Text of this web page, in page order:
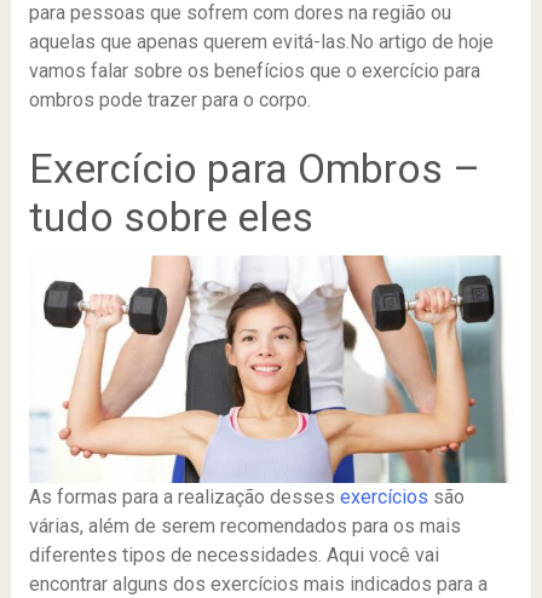
para pessoas que sofrem com dores na região ou
aquelas que apenas querem evitá-las.No artigo de hoje
vamos falar sobre os benefícios que o exercício para
ombros pode trazer para o corpo.
Exercício para Ombros –
tudo sobre eles
As formas para a realização desses exercícios são
várias, além de serem recomendados para os mais
diferentes tipos de necessidades. Aqui você vai
encontrar alguns dos exercícios mais indicados para a